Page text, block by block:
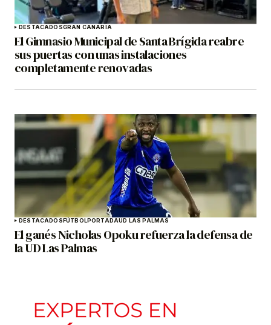
DESTACADOSGRAN CANARIA
El Gimnasio Municipal de Santa Brígida reabre
sus puertas con unas instalaciones
completamente renovadas
DESTACADOSFÚTBOLPORTADAUD LAS PALMAS
El ganés Nicholas Opoku refuerza la defensa de
la UD Las Palmas